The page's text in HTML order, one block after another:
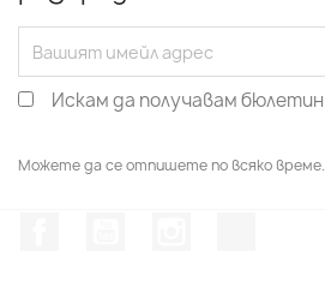
Искам да получавам бюлетин
Можете да се отпишете по всяко време.